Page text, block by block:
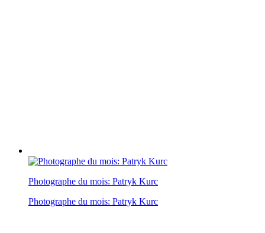
Photographe du mois: Patryk Kurc
Photographe du mois: Patryk Kurc